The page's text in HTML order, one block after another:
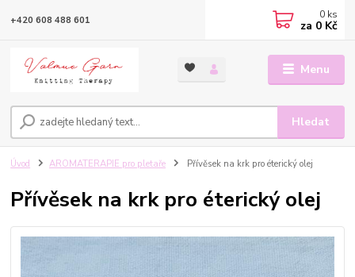
Menu
Hledat
+420 608 488 601 0 ks
za 0 Kč
Úvod AROMATERAPIE pro pletaře Přívěsek na krk pro éterický olej
Přívěsek na krk pro éterický olej